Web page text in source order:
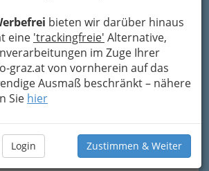
bieten wir darüber hinaus
eine 'trackingfreie' Alternative,
im Zuge Ihrer
graz.at von vornherein auf das
Ausmaß beschränkt – nähere
Sie hier
Login Zustimmen & Weiter